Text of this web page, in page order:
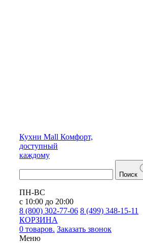
Кухни Mall Комфорт,
доступный
каждому
Поиск
ПН-ВС
с 10:00 до 20:00
8 (800) 302-77-06 8 (499) 348-15-11
КОРЗИНА
0 товаров. Заказать звонок
Меню